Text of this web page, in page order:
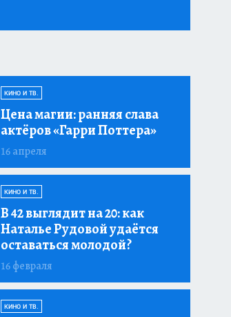
КИНО И ТВ.
Цена магии:ранняя слава
актёров «Гарри Поттера»
16 апреля
КИНО И ТВ.
В 42 выглядит на 20:как
Наталье Рудовой удаётся
оставаться молодой?
16 февраля
КИНО И ТВ.